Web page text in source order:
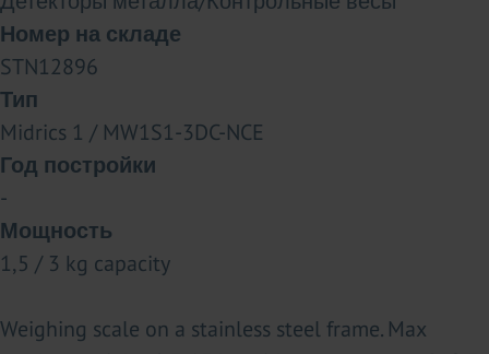
Номер на складе
STN12896
Тип
Midrics 1 / MW1S1-3DC-NCE
Год постройки
-
Мощность
1,5 / 3 kg capacity
Weighing scale on a stainless steel frame. Max